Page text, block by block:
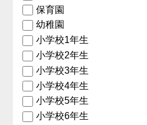
保育園
幼稚園
小学校1年生
小学校2年生
小学校3年生
小学校4年生
小学校5年生
小学校6年生